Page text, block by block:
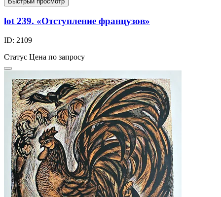
lot 239. «Отступление французов»
ID: 2109
Статус Цена по запросу